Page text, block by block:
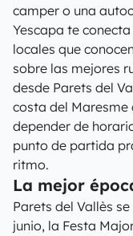
camper o una
Yescapa te
locales que
sobre las mejores
desde Parets del
costa del Maresme
depender de
punto de partida
ritmo.
La mejor
Parets del Vallès
junio, la Festa